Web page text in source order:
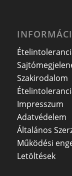
Szakirodalom
Impresszum
Adatvédelem
Általános
Működési
Letöltések